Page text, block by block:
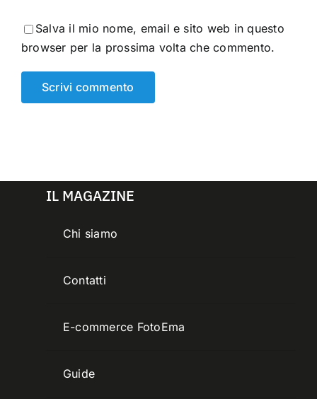
Salva il mio nome, email e sito web in questo
browser per la prossima volta che commento.
IL MAGAZINE
Chi siamo
Contatti
E-commerce FotoEma
Guide